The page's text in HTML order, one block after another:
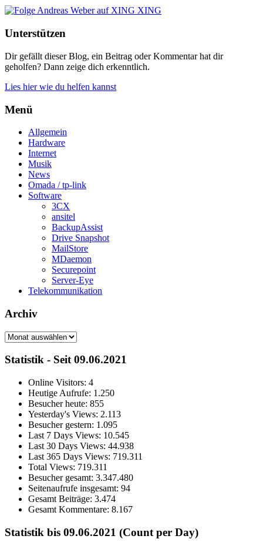
XING
Unterstützen
Dir gefällt dieser Blog, ein Beitrag oder Kommentar hat dir
geholfen? Dann zeige dich erkenntlich.
Lies hier wie du helfen kannst
Menü
Allgemein
Hardware
Internet
Musik
News
Omada / tp-link
Software
3CX
ansitel
BackupAssist
Drive Snapshot
MailStore
MDaemon
Securepoint
Server-Eye
Telekommunikation
Archiv
Archiv
Statistik - Seit 09.06.2021
Online Visitors: 4
Heutige Aufrufe: 1.250
Besucher heute: 855
Yesterday's Views: 2.113
Besucher gestern: 1.095
Last 7 Days Views: 10.545
Last 30 Days Views: 44.938
Last 365 Days Views: 719.311
Total Views: 719.311
Besucher gesamt: 3.347.480
Seitenaufrufe insgesamt: 94
Gesamt Beiträge: 3.474
Gesamt Kommentare: 8.167
Statistik bis 09.06.2021 (Count per Day)